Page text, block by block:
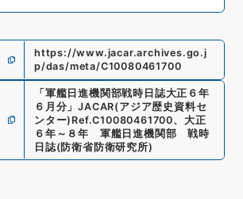
https://www.jacar.archives.go.j
p/das/meta/C10080461700
「軍艦日進機関部戦時日誌大正６年
６月分 」JACAR(アジア歴史資料セ
ンター) Ref.C10080461700、 大正
６年～８年 軍艦日進機関部 戦時
日誌(防衛省防衛研究所)